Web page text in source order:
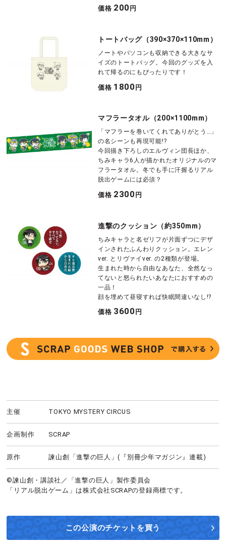
価格 200 円
トートバッグ（390×370×110mm）
ノートやパソコンも収納できる大きなサ
イズのトートバッグ。今回のグッズを入
れて帰るのにもぴったりです！
価格 1800 円
マフラータオル（200×1100mm）
「マフラーを巻いてくれてありがとう…」
の名シーンも再現可能!?
今回描き下ろしのエルヴィン団長ほか、
ちみキャラ6人が描かれたオリジナルのマ
フラータオル。冬でも手に汗握るリアル
脱出ゲームには必須？
価格 2300 円
進撃のクッション（約350mm）
ちみキャラと名ゼリフが片面ずつにデザ
インされたふんわりクッション。エレン
ver. とリヴァイver. の2種類が登場。
生まれた時から自由なあなた、全然なっ
てないと怒られたいあなたにおすすめの
一品！
顔を埋めて昼寝すれば快眠間違いなし!?
価格 3600 円
主催 TOKYO MYSTERY CIRCUS
企画制作 SCRAP
原作 諫山創「進撃の巨人」(『別冊少年マガジン』連載)
©諫山創・講談社／「進撃の巨人」製作委員会
「リアル脱出ゲーム」は株式会社SCRAPの登録商標です。
この公演のチケットを買う